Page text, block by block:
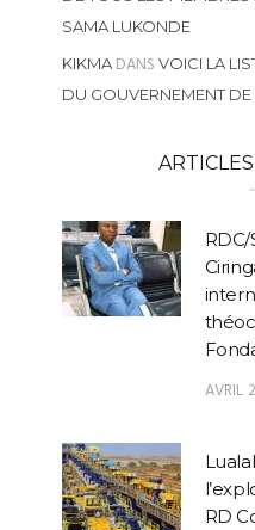
SAMA LUKONDE
KIKMADANS VOICI LA
DU GOUVERNEMENT
AVRIL
RD